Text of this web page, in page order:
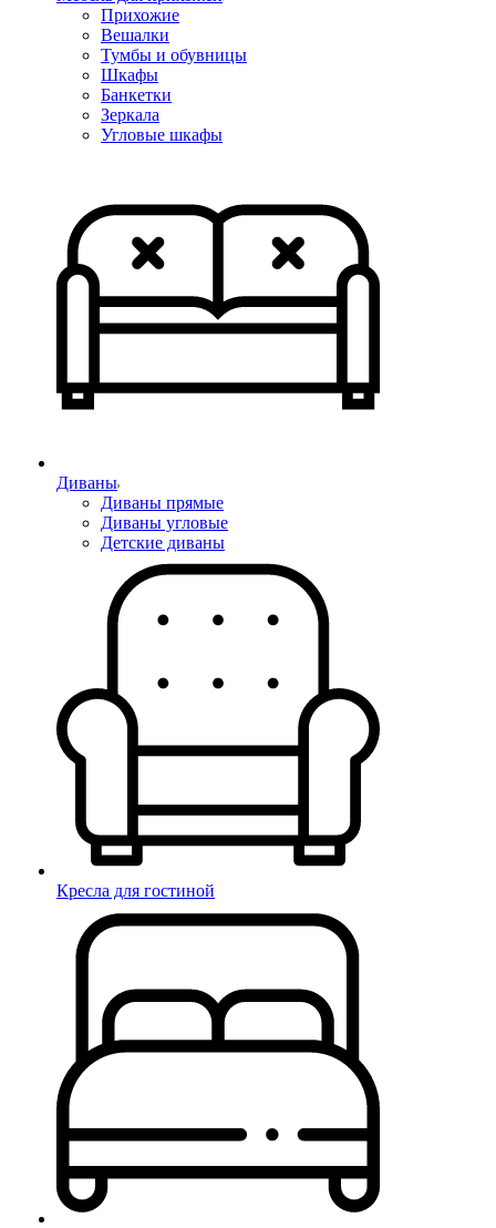
Прихожие
Вешалки
Тумбы и обувницы
Шкафы
Банкетки
Зеркала
Угловые шкафы
Диваны
Диваны прямые
Диваны угловые
Детские диваны
Кресла для гостиной